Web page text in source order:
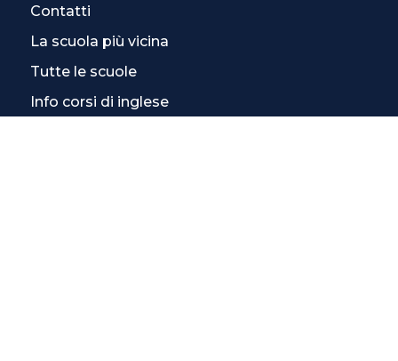
Contatti
La scuola più vicina
Tutte le scuole
Info corsi di inglese